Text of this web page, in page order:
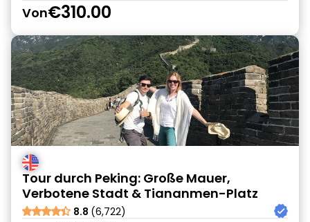
Von€310.00
Tour durch Peking: Große Mauer,
Verbotene Stadt & Tiananmen-Platz
8.8 (6,722)